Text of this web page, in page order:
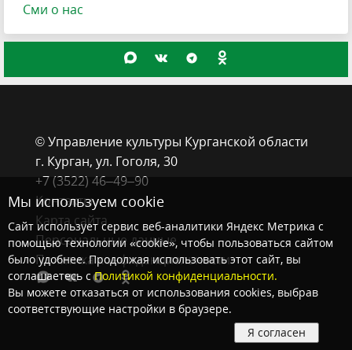
Сми о нас
© Управление культуры Курганской области
г. Курган, ​ул. Гоголя, 30
+7 (3522) 46‒49‒90
Контакты
Карта сайта
Персональные данные
Политика конфиденциальности
Мы используем cookie
Сайт использует сервис веб-аналитики Яндекс Метрика с
помощью технологии «cookie», чтобы пользоваться сайтом
было удобнее. Продолжая использовать этот сайт, вы
соглашаетесь сПолитикой конфиденциальности.
Вы можете отказаться от использования cookies, выбрав
соответствующие настройки в браузере.
Я согласен